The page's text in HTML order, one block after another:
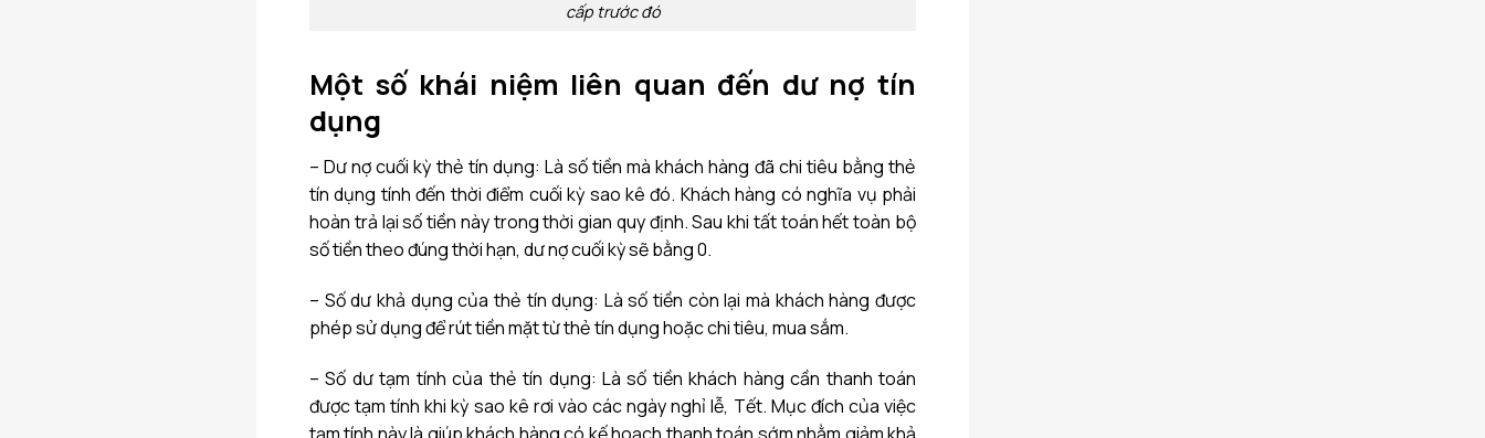
cấp trước đó
Một số khái niệm liên quan đến dư nợ tín
dụng
– Dư nợ cuối kỳ thẻ tín dụng: Là số tiền mà khách hàng đã chi tiêu bằng thẻ
tín dụng tính đến thời điểm cuối kỳ sao kê đó. Khách hàng có nghĩa vụ phải
hoàn trả lại số tiền này trong thời gian quy định. Sau khi tất toán hết toàn bộ
số tiền theo đúng thời hạn, dư nợ cuối kỳ sẽ bằng 0.
– Số dư khả dụng của thẻ tín dụng: Là số tiền còn lại mà khách hàng được
phép sử dụng để rút tiền mặt từ thẻ tín dụng hoặc chi tiêu, mua sắm.
– Số dư tạm tính của thẻ tín dụng: Là số tiền khách hàng cần thanh toán
được tạm tính khi kỳ sao kê rơi vào các ngày nghỉ lễ, Tết. Mục đích của việc